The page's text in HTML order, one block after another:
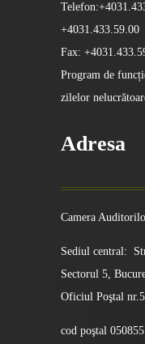
+4031.433.59.00
Fax:
Program de
zilelor
Adresa
Camera
Sediul central:
Sectorul 5,
Oficiul Poştal
cod poştal 050855